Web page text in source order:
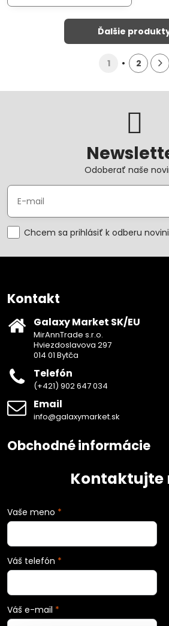
Ďalšie
1 2
Odoberať naše
Chcem sa prihlásiť k odberu
Kontakt
Galaxy Market SK/EU
MirAnnTrade s.r.o.
Hviezdoslavova 297
014 01 Bytča
Telefón
(+421) 902 647 034
Email
info@galaxymarket.sk
Obchodné informácie
Kontaktujte
Vaše meno *
Váš telefón *
Váš e-mail *